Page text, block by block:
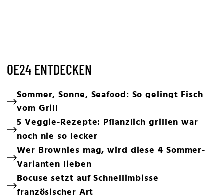
OE24 ENTDECKEN
Sommer, Sonne, Seafood: So gelingt Fisch
vom Grill
5 Veggie-Rezepte: Pflanzlich grillen war
noch nie so lecker
Wer Brownies mag, wird diese 4 Sommer-
Varianten lieben
Bocuse setzt auf Schnellimbisse
französischer Art